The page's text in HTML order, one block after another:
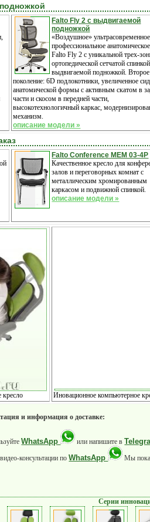
Falto Fly 2 с выдвигаемой
подножкой
«Воздушное» ультрасовременное
профессиональное
Falto Fly 2 с уникальной трех-
ортопедической сетчатой
выдвигаемой подножкой. Второе
поколение: 6D подлокотники, увеличенное
анатомической формы с активным скатом в
части и скосом в передней части,
высокотехнологичный каркас,
механизм.
описание модели »
Falto Conference MEM 03-4P
Качественное кресло для
залов и переговорных комнат с
металлическим хромированным
каркасом и подвижной спинкой.
описание модели »
кресло Иновационное компьютерное
и информация о доставке:
WhatsApp или напишите в
консультации поWhatsApp
Мы
Серии